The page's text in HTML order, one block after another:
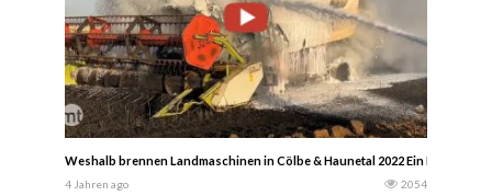
Weshalb brennen Landmaschinen in Cölbe & Haunetal 2022 Ein
4 Jahren ago 2054